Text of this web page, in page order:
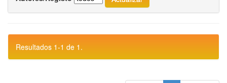
Resultados 1-1 de 1.